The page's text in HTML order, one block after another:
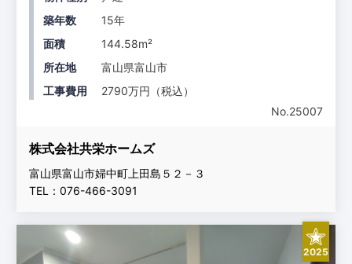
築年数
15年
面積
144.58m²
所在地
富山県富山市
工事費用
2790万円（税込）
No.25007
株式会社共栄ホームズ
富山県富山市婦中町上田島５２－３
TEL：076-466-3091
2025